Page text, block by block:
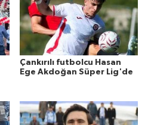
Çankırılı futbolcu Hasan
Ege Akdoğan Süper Lig'de